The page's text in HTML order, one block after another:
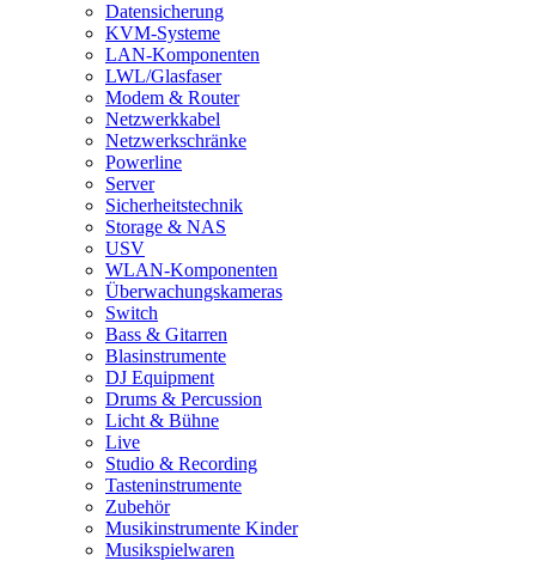
Datensicherung
KVM-Systeme
LAN-Komponenten
LWL/Glasfaser
Modem & Router
Netzwerkkabel
Netzwerkschränke
Powerline
Server
Sicherheitstechnik
Storage & NAS
USV
WLAN-Komponenten
Überwachungskameras
Switch
Bass & Gitarren
Blasinstrumente
DJ Equipment
Drums & Percussion
Licht & Bühne
Live
Studio & Recording
Tasteninstrumente
Zubehör
Musikinstrumente Kinder
Musikspielwaren